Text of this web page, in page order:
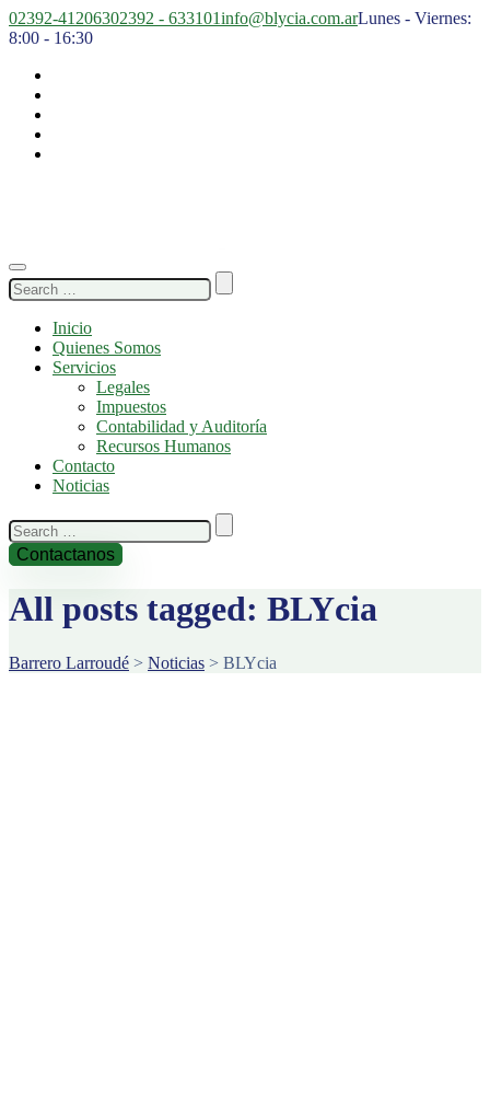
02392-41206302392 - 633101info@blycia.com.arLunes - Viernes:
8:00 - 16:30
Search
for:
Inicio
Quienes Somos
Servicios
Legales
Impuestos
Contabilidad y Auditoría
Recursos Humanos
Contacto
Noticias
Search
for:
Contactanos
All posts tagged: BLYcia
Barrero Larroudé > Noticias > BLYcia